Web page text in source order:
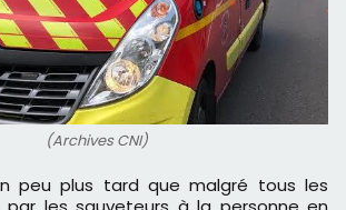
(Archives CNI)